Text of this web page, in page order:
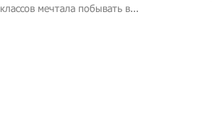
классов мечтала побывать в...